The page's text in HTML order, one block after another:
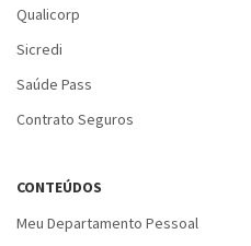
Qualicorp
Sicredi
Saúde Pass
Contrato Seguros
CONTEÚDOS
Meu Departamento Pessoal